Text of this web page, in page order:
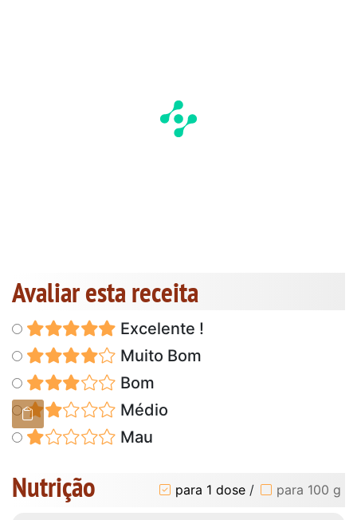
Avaliar esta receita
Excelente !
Muito Bom
Bom
Médio
Mau
Nutrição para 1 dose / para 100 g